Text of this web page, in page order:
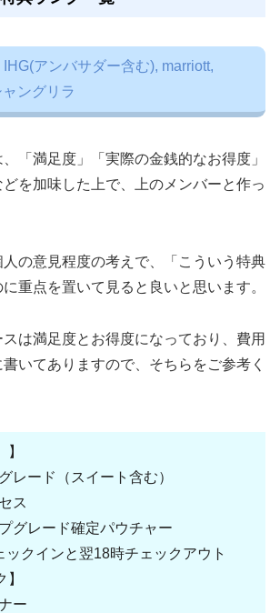
アンバサダー含む), marriott,
ングリラ
「満足度」「実際の金銭的なお得度」
どを加味した上で、上のメンバーと作っ
の意見程度の考えで、「こういう特典
重点を置いて見ると良いと思います。
は満足度とお得度になっており、費用
いてありますので、そちらをご参考く
レード（スイート含む）
ス
グレード確定パウチャー
ックインと翌18時チェックアウト
ー